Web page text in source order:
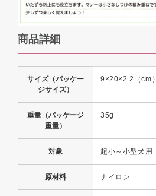
商品詳細
サイズ（パッケー
ジサイズ）
9×20×2.2（cm）
重量（パッケージ
重量）
35g
対象 超小～小型犬用
原材料 ナイロン